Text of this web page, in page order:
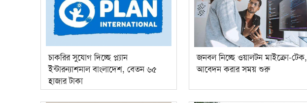
চাকরির সুযোগ দিচ্ছে প্ল্যান
ইন্টারন্যাশনাল বাংলাদেশ, বেতন ৬৫
হাজার টাকা
জনবল নিচ্ছে ওয়ালটন মাইক্রো-টেক,
আবেদন করার সময় শুরু